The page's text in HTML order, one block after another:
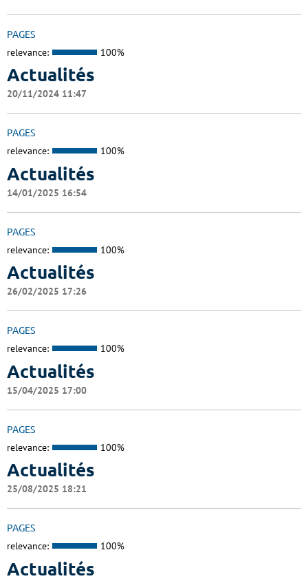
PAGES
relevance: 100%
Actualités
20/11/2024 11:47
PAGES
relevance: 100%
Actualités
14/01/2025 16:54
PAGES
relevance: 100%
Actualités
26/02/2025 17:26
PAGES
relevance: 100%
Actualités
15/04/2025 17:00
PAGES
relevance: 100%
Actualités
25/08/2025 18:21
PAGES
relevance: 100%
Actualités